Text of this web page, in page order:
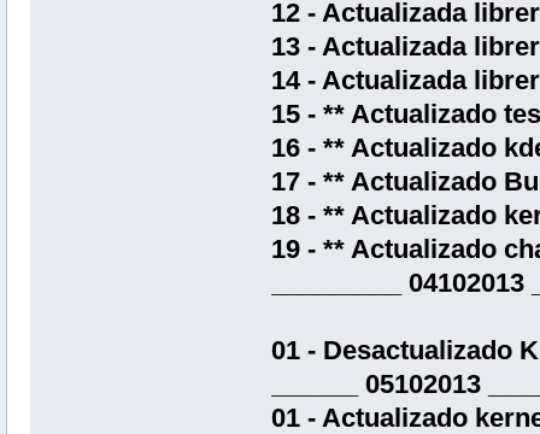
12 - Actualizada
13 - Actualizada
14 - Actualizada
15 - ** Actualizado
16 - ** Actualizado
17 - ** Actualizado
18 - ** Actualizado
19 - ** Actualizado
_________ 04102013
01 - Desactualizado
______ 05102013
01 - Actualizado